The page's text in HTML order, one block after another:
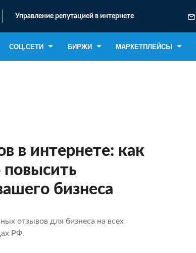
Управление репутацией в интернете
СОЦ.СЕТИ БИРЖИ МАРКЕТПЛЕЙСЫ
в интернете: как
бизнеса
отзывов для бизнеса на всех
РФ.